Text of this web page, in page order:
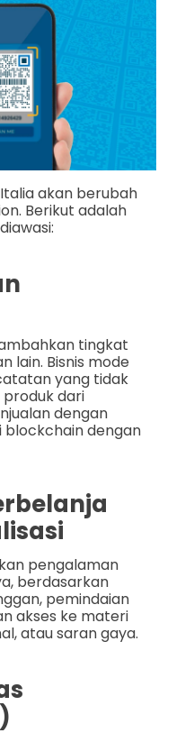
Italia akan berubah
Berikut adalah
tingkat
lain. Bisnis mode
yang tidak
dari
dengan
dengan
pengalaman
berdasarkan
pemindaian
akses ke materi
atau saran gaya.